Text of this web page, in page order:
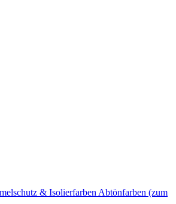
& Isolierfarben Abtönfarben (zum